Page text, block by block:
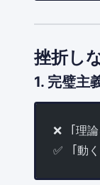
挫折し
1. 完璧主
❌ 「理
✅ 「動